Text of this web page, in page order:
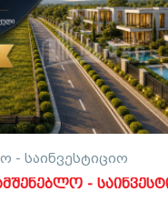
- საინვესტიციო